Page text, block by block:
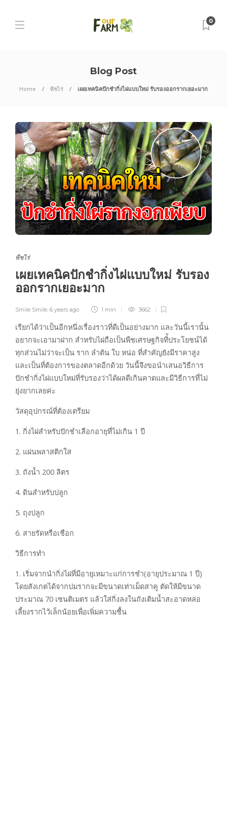
0
Blog Post
Home พืชไร่ เผยเทคนิคปักชำกิ่งไผ่แบบใหม่ รับรองออกรากเยอะมาก
พืชไร่
เผยเทคนิคปักชำกิ่งไผ่แบบใหม่ รับรอง
ออกรากเยอะมาก
Smile Smile 6 years ago 1 min 3662
เรียกได้ว่าเป็นอีกหนึ่งเรื่องราวที่ดีเป็นอย่างมาก และวันนี้เรานั้น
อยากจะเอามาฝาก สำหรับไผ่ถือเป็นพืชเศรษฐกิจที่้ประโยชน์ได้
ทุกส่วนไม่ว่าจะเป็น ราก ลำต้น ใบ หน่อ ที่สำคัญยังมีราคาสูง
และเป็นที่ต้องการของตลาดอีกด้วย วันนี้จึงขอนำเสนอวิธีการ
ปักชำกิ่งไผ่แบบใหม่ที่รับรองว่าได้ผลดีเกินคาดและมีวิธีการที่ไม่
ยุ่งยากเลยค่ะ
วัสดุอุปกรณ์ที่ต้องเตรียม
1. กิ่งไผ่สำหรับปักชำเลือกอายุที่ไม่เกิน 1 ปี
2. แผ่นพลาสติกใส
3. ถังน้ำ 200 ลิตร
4. ดินสำหรับปลูก
5. ถุงปลูก
6. สายรัดหรือเชือก
วิธีการทำ
1. เริ่มจากนำกิ่งไผ่ที่มีอายุเหมาะแก่การชำ(อายุประมาณ 1 ปี)
โดยสังเกตได้จากปมรากจะมีขนาดเท่าเม็ดสาคู ตัดให้มีขนาด
ประมาณ 70 เซนติเมตร แล้วใส่กิ่งลงในถังเติมน้ำสะอาดหล่อ
เลี้ยงรากไว้เล็กน้อยเพื่อเพิ่มความชื้น